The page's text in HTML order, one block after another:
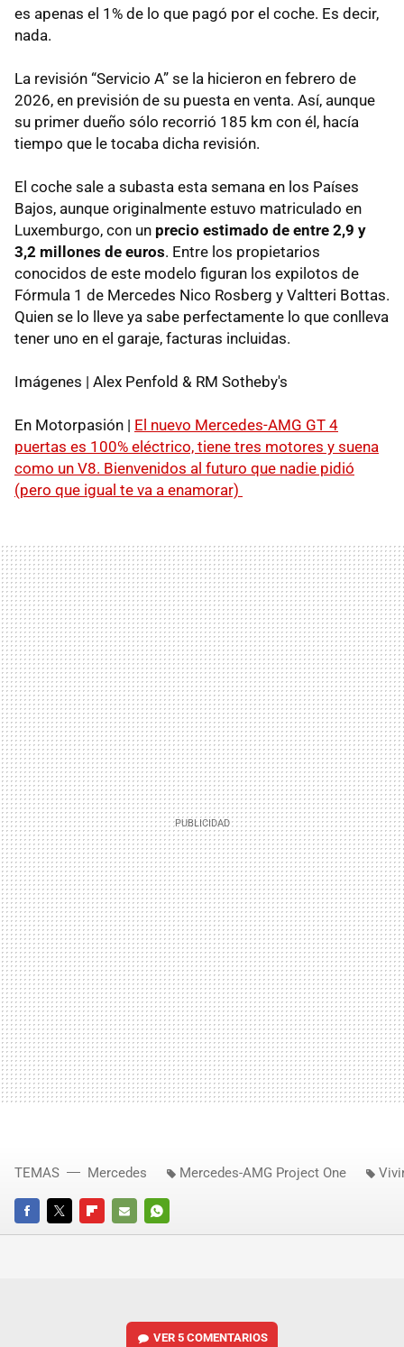
es apenas el 1% de lo que pagó por el coche. Es decir,
nada.
La revisión “Servicio A” se la hicieron en febrero de
2026, en previsión de su puesta en venta. Así, aunque
su primer dueño sólo recorrió 185 km con él, hacía
tiempo que le tocaba dicha revisión.
El coche sale a subasta esta semana en los Países
Bajos, aunque originalmente estuvo matriculado en
Luxemburgo, con un precio estimado de entre 2,9 y
3,2 millones de euros. Entre los propietarios
conocidos de este modelo figuran los expilotos de
Fórmula 1 de Mercedes Nico Rosberg y Valtteri Bottas.
Quien se lo lleve ya sabe perfectamente lo que conlleva
tener uno en el garaje, facturas incluidas.
Imágenes | Alex Penfold & RM Sotheby's
En Motorpasión | El nuevo Mercedes-AMG GT 4
puertas es 100% eléctrico, tiene tres motores y suena
como un V8. Bienvenidos al futuro que nadie pidió
(pero que igual te va a enamorar)
FACEBOOKTWITTERFLIPBOARD
E-
WHATSAPP
TEMAS Mercedes Mercedes-AMG Project One
VER5 COMENTARIOS